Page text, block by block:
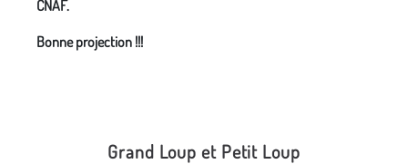
CNAF.
Bonne projection !!!
Grand Loup et Petit Loup